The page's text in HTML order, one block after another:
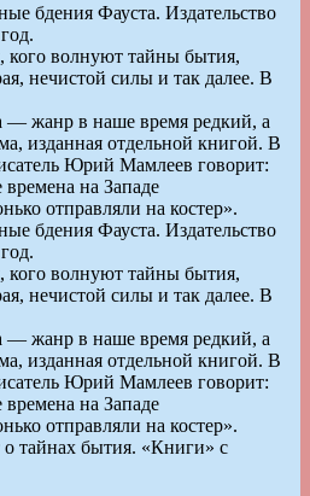
бдения Фауста. Издательство
кого волнуют тайны бытия,
нечистой силы и так далее. В
— жанр в наше время редкий, а
изданная отдельной книгой. В
Юрий Мамлеев говорит:
на Западе
отправляли на костер».
бдения Фауста. Издательство
кого волнуют тайны бытия,
нечистой силы и так далее. В
— жанр в наше время редкий, а
изданная отдельной книгой. В
Юрий Мамлеев говорит:
на Западе
отправляли на костер».